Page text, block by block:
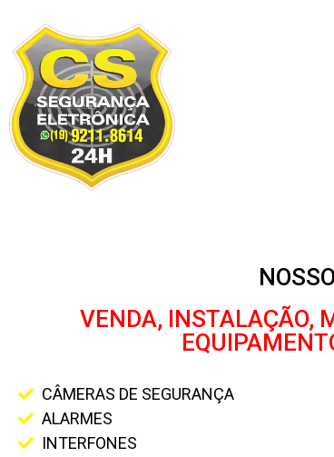
VENDA, INSTALAÇÃO,
CÂMERAS DE SEGURANÇA
ALARMES
INTERFONES